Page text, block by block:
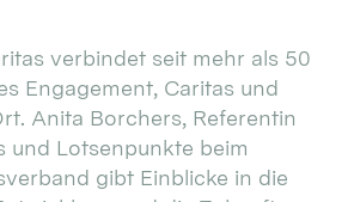
verbindet seit mehr als 50
Engagement, Caritas und
Anita Borchers, Referentin
und Lotsenpunkte beim
gibt Einblicke in die